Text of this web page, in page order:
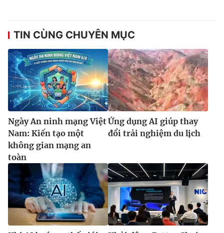
TIN CÙNG CHUYÊN MỤC
Ngày An ninh mạng Việt
Nam: Kiến tạo một
không gian mạng an
toàn
Ứng dụng AI giúp thay
đổi trải nghiệm du lịch